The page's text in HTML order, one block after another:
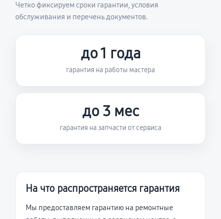
Четко фиксируем сроки гарантии, условия
обслуживания и перечень документов.
до 1 года
гарантия на работы мастера
до 3 мес
гарантия на запчасти от сервиса
На что распространяется гарантия
Мы предоставляем гарантию на ремонтные